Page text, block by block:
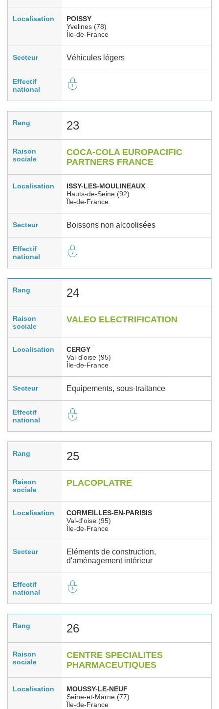
Localisation
POISSY
Yvelines (78)
Île-de-France
Secteur Véhicules légers
Effectif
national
Rang 23
Raison
sociale
COCA-COLA EUROPACIFIC
PARTNERS FRANCE
Localisation
ISSY-LES-MOULINEAUX
Hauts-de-Seine (92)
Île-de-France
Secteur Boissons non alcoolisées
Effectif
national
Rang 24
Raison
sociale
VALEO ELECTRIFICATION
Localisation
CERGY
Val-d'oise (95)
Île-de-France
Secteur Equipements, sous-traitance
Effectif
national
Rang 25
Raison
sociale
PLACOPLATRE
Localisation
CORMEILLES-EN-PARISIS
Val-d'oise (95)
Île-de-France
Secteur
Eléments de construction,
d'aménagement intérieur
Effectif
national
Rang 26
Raison
sociale
CENTRE SPECIALITES
PHARMACEUTIQUES
Localisation
MOUSSY-LE-NEUF
Seine-et-Marne (77)
Île-de-France